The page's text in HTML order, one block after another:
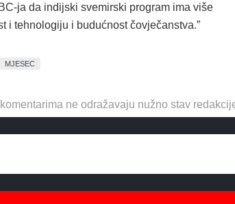
ja da indijski svemirski program ima više
i tehnologiju i budućnost čovječanstva.”
MJESEC
ne odražavaju nužno stav